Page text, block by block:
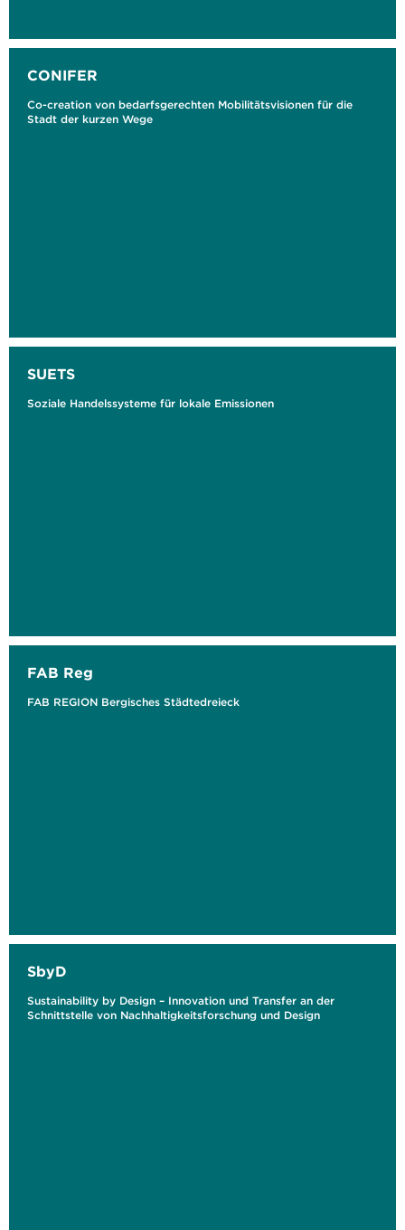
CONIFER
Co-creation von bedarfsgerechten Mobilitätsvisionen für die
Stadt der kurzen Wege
SUETS
Soziale Handelssysteme für lokale Emissionen
FAB Reg
FAB REGION Bergisches Städtedreieck
SbyD
Sustainability by Design – Innovation und Transfer an der
Schnittstelle von Nachhaltigkeitsforschung und Design